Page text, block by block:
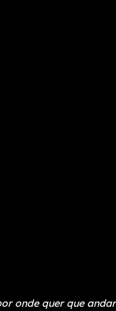
onde quer que